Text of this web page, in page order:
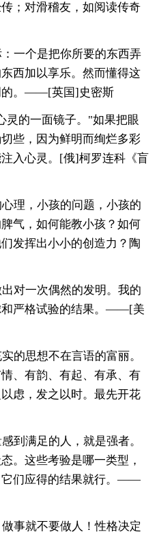
；对滑稽友，如阅读传奇
一个是把你所要的东西弄
西加以享乐。然而懂得这
的。——[英国]史密斯
灵的一面镜子。"如果把眼
些，因为鲜明而绚烂多彩
入心灵。[俄]柯罗连科《盲
理，小孩的问题，小孩的
气，如何能教小孩？如何
发挥出小小的创造力？陶
对一次偶然的发明。我的
和严格试验的结果。——[美
的思想不在言语的富丽。
、有韵、有起、有承、有
虑，发之以时。最先开花
到满足的人，就是强者。
。这些考验是哪一类型，
它们应得的结果就行。——
事就不要做人！性格决定